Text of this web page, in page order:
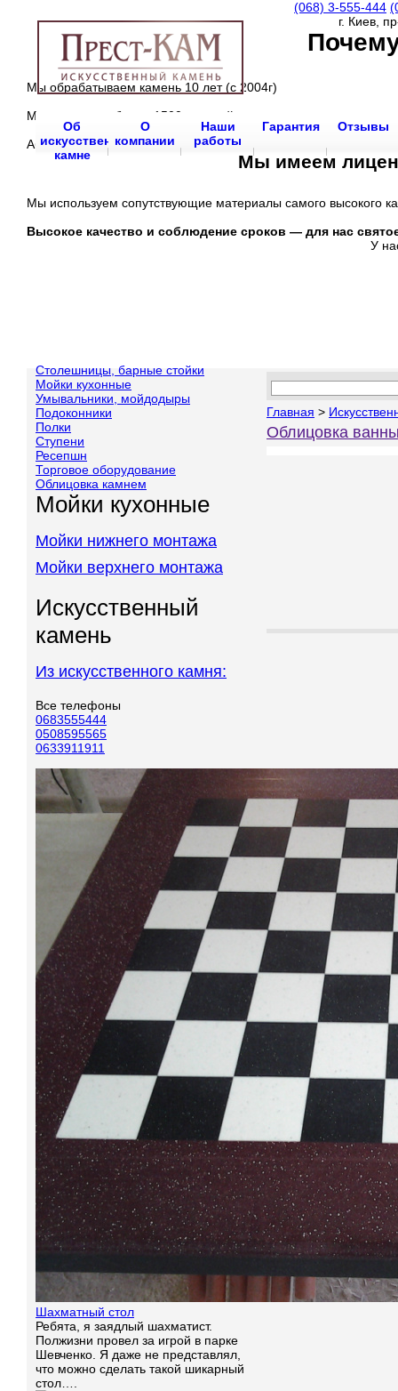
Об
искусственном
камне
О
компании
Наши
работы
Гарантия Отзывы
(068) 3-555-444
г. Киев,
Мы обрабатываем камень 10 лет (с 2004г)
Мы произвели более 1500 изделий
Абсолютно все заказчики довольны нашей работой и сервисом
Мы имеем
Мы используем сопутствующие материалы самого высокого
Высокое качество и соблюдение сроков — для нас
У
Главная >
Облицовка
Столешницы, барные стойки
Мойки кухонные
Умывальники, мойдодыры
Подоконники
Полки
Ступени
Ресепшн
Торговое оборудование
Облицовка камнем
Мойки кухонные
Мойки нижнего монтажа
Мойки верхнего монтажа
Искусственный
камень
Из искусственного камня:
Все телефоны
0683555444
0508595565
0633911911
Шахматный стол
Ребята, я заядлый шахматист.
Полжизни провел за игрой в парке
Шевченко. Я даже не представлял,
что можно сделать такой шикарный
стол….